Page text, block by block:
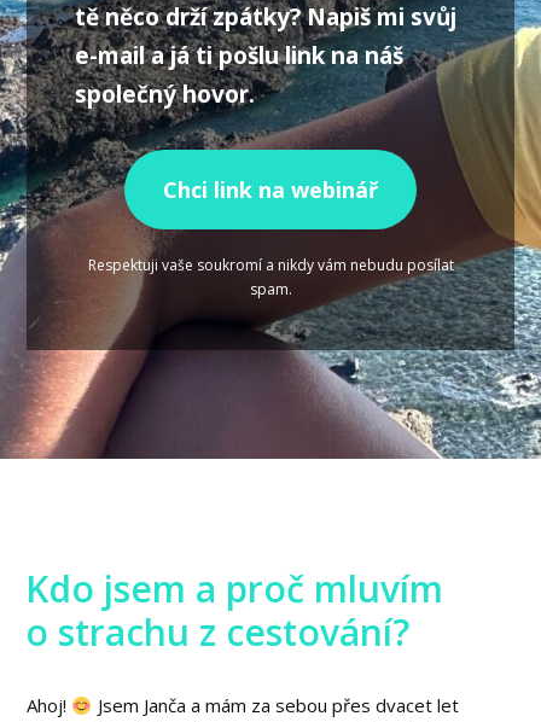
tě něco drží zpátky? Napiš mi svůj
e-mail a já ti pošlu link na náš
společný hovor.
Chci link na webinář
Respektuji vaše soukromí a nikdy vám nebudu posílat
spam.
Kdo jsem a proč mluvím
o strachu z cestování?
Ahoj!
Jsem Janča a mám za sebou přes dvacet let